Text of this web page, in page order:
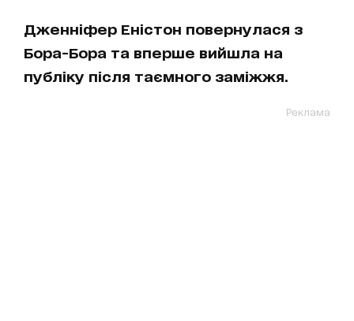
Дженніфер Еністон повернулася з
Бора-Бора та вперше вийшла на
публіку після таємного заміжжя.
Реклама